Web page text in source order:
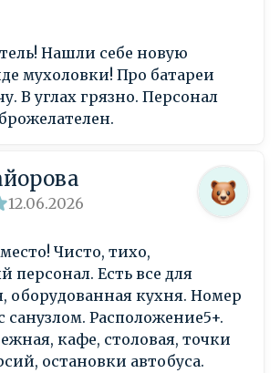
Нашли себе новую
мухоловки! Про батареи
В углах грязно. Персонал
12.06.2026
Чисто, тихо,
персонал. Есть все для
оборудованная кухня. Номер
санузлом. Расположение5+.
кафе, столовая, точки
остановки автобуса.